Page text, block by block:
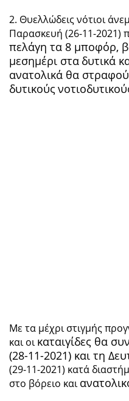
2. Θυελλώδεις νότιοι
Παρασκευή (26-11-2021)
πελάγη τα 8 μποφόρ,
μεσημέρι στα δυτικά
ανατολικά θα
δυτικούς
Με τα μέχρι στιγμής
και οι καταιγίδες θα
(28-11-2021) και τη
(29-11-2021) κατά
στο βόρειο και